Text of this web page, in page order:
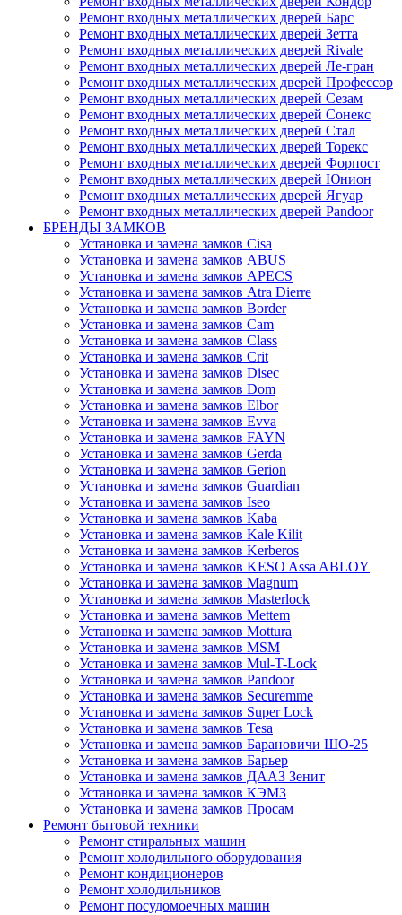
Ремонт входных металлических дверей Барс
Ремонт входных металлических дверей Зетта
Ремонт входных металлических дверей Rivale
Ремонт входных металлических дверей Ле-гран
Ремонт входных металлических дверей Профессор
Ремонт входных металлических дверей Сезам
Ремонт входных металлических дверей Сонекс
Ремонт входных металлических дверей Стал
Ремонт входных металлических дверей Торекс
Ремонт входных металлических дверей Форпост
Ремонт входных металлических дверей Юнион
Ремонт входных металлических дверей Ягуар
Ремонт входных металлических дверей Pandoor
БРЕНДЫ ЗАМКОВ
Установка и замена замков Cisa
Установка и замена замков ABUS
Установка и замена замков APECS
Установка и замена замков Atra Dierre
Установка и замена замков Border
Установка и замена замков Cam
Установка и замена замков Class
Установка и замена замков Crit
Установка и замена замков Disec
Установка и замена замков Dom
Установка и замена замков Elbor
Установка и замена замков Evva
Установка и замена замков FAYN
Установка и замена замков Gerda
Установка и замена замков Gerion
Установка и замена замков Guardian
Установка и замена замков Iseo
Установка и замена замков Kaba
Установка и замена замков Kale Kilit
Установка и замена замков Kerberos
Установка и замена замков KESO Assa ABLOY
Установка и замена замков Magnum
Установка и замена замков Masterlock
Установка и замена замков Mettem
Установка и замена замков Mottura
Установка и замена замков MSM
Установка и замена замков Mul-T-Lock
Установка и замена замков Pandoor
Установка и замена замков Securemme
Установка и замена замков Super Lock
Установка и замена замков Tesa
Установка и замена замков Барановичи ШО-25
Установка и замена замков Барьер
Установка и замена замков ДААЗ Зенит
Установка и замена замков КЭМЗ
Установка и замена замков Просам
Ремонт бытовой техники
Ремонт стиральных машин
Ремонт холодильного оборудования
Ремонт кондиционеров
Ремонт холодильников
Ремонт посудомоечных машин